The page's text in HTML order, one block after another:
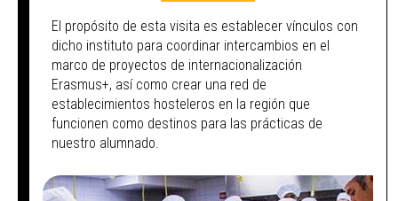
El propósito de esta visita es establecer vínculos con
dicho instituto para coordinar intercambios en el
marco de proyectos de internacionalización
Erasmus+, así como crear una red de
establecimientos hosteleros en la región que
funcionen como destinos para las prácticas de
nuestro alumnado.